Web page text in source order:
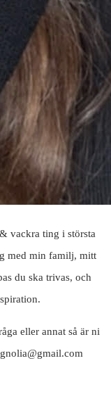
vackra ting i största
med min familj, mitt
du ska trivas, och
eller annat så är ni